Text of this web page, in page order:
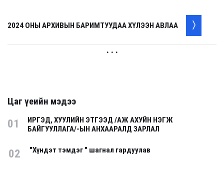
2024 ОНЫ АРХИВЫН БАРИМТУУДАА ХҮЛЭЭН АВЛАА
. . .
Цаг үеийн мэдээ
01
ИРГЭД, ХУУЛИЙН ЭТГЭЭД /АЖ АХУЙН НЭГЖ
БАЙГУУЛЛАГА/-ЫН АНХААРАЛД ЗАРЛАЛ
02 "Хүндэт тэмдэг " шагнал гардуулав